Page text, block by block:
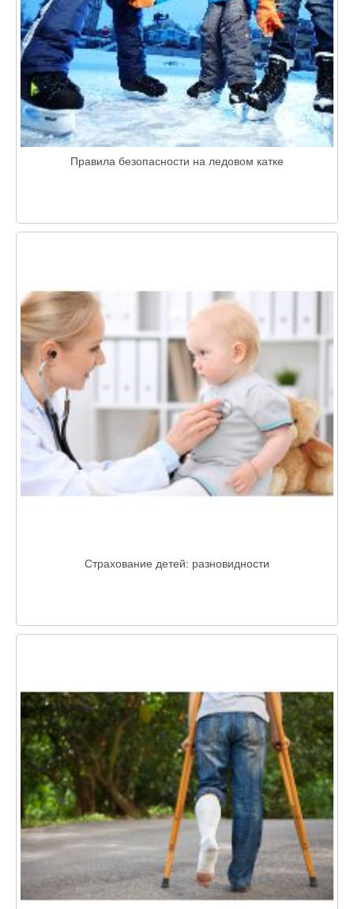
Правила безопасности на ледовом катке
Страхование детей: разновидности